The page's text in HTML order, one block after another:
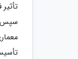
سپس